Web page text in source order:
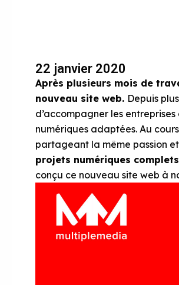
22 janvier 2020
Après plusieurs mois de
nouveau site web. Depuis
d’accompagner les
numériques adaptées. Au
partageant la même passion
projets numériques complets
conçu ce nouveau site web à